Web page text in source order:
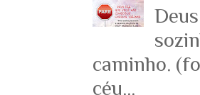
caminho.
céu...